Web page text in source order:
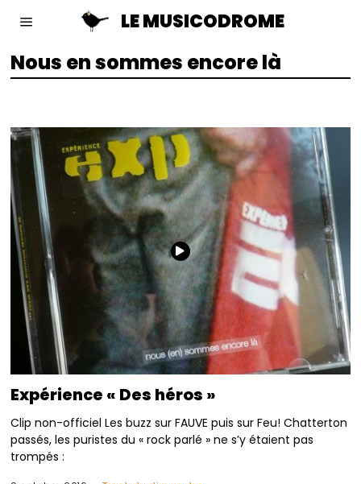
LE MUSICODROME
Nous en sommes encore là
Expérience « Des héros »
Clip non-officiel Les buzz sur FAUVE puis sur Feu! Chatterton
passés, les puristes du « rock parlé » ne s’y étaient pas
trompés :